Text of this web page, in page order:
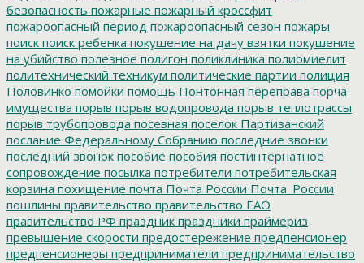
безопасность пожарные пожарный кроссфит
пожароопасный период пожароопасный сезон пожары
поиск поиск ребенка покушение на дачу взятки покушение
на убийство полезное полигон поликлиника полиомиелит
политехнический техникум политические партии полиция
Половинко помойки помощь Понтонная переправа порча
имущества порыв порыв водопровода порыв теплотрассы
порыв трубопровода посевная поселок Партизанский
послание Федеральному Собранию последние звонки
последний звонок пособие пособия постинтернатное
сопровождение посылка потребители потребительская
корзина похищение почта Почта России Почта_России
пошлины правительство правительство ЕАО
правительство РФ праздник праздники праймериз
превышение скорости предостережение предпенсионер
предпенсионеры предприниматели предпринимательство